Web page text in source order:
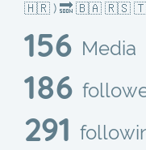
🇭🇷 ) 🔜 🇧🇦 🇷🇸
156 Media
186
291